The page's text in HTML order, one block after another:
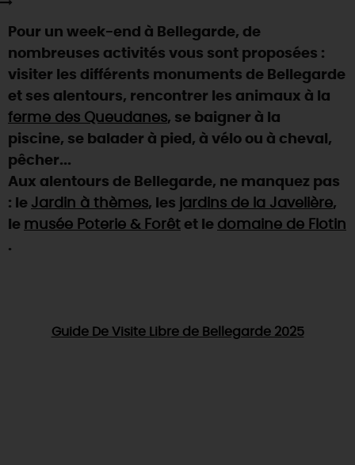
TOUTES LES ACTIVITÉS
Vins et vignobles
Chic,une aire de pique-nique
Par ici les guinguettes
Que rapporter du Loiret ?
La Route desMétiers d'Art
(re)Découvrir les coulisses de la Faïencerie de
Expérimenterles parcours Baludik🕵️
Une saison de festivals 🎉
Des sorties en famille dans le Loiret !
Programme des animations "Loiret au fil de l'eau"
AUJOURD'HUI
INFOS &
RÉSERVERMAINTENANT
Pour un week-end à Bellegarde, de
nombreuses activités vous sont proposées :
visiter les différents monuments de Bellegarde
et ses alentours, rencontrer les animaux à la
ferme des Queudanes, se baigner à la
piscine, se balader à pied, à vélo ou à cheval,
pêcher...
Aux alentours de Bellegarde, ne manquez pas
: le Jardin à thèmes, les jardins de la Javelière,
le musée Poterie & Forêt et le domaine de Flotin
.
Guide De Visite Libre de Bellegarde 2025